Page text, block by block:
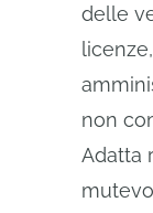
delle
non
Adatta